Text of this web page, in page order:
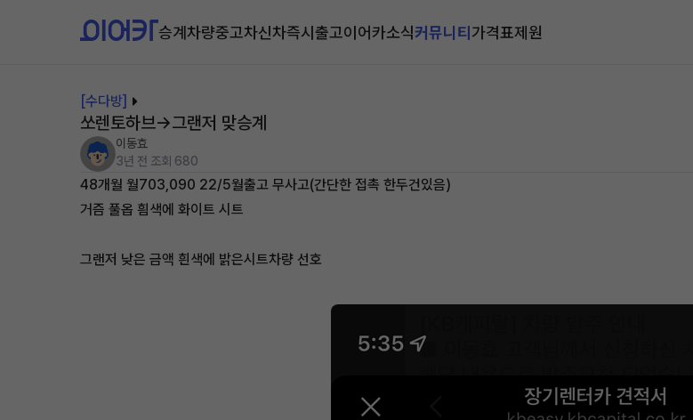
승계차량중고차신차즉시출고이어카소식커뮤니티가격표제원
[수다방]
쏘렌토하브->그랜저 맞승계
이동효
3년 전 조회 680
48개월 월703,090 22/5월출고 무사고(간단한 접촉 한두건있음)
거즘 풀옵 흼색에 화이트 시트
그랜저 낮은 금액 흰색에 밝은시트차량 선호